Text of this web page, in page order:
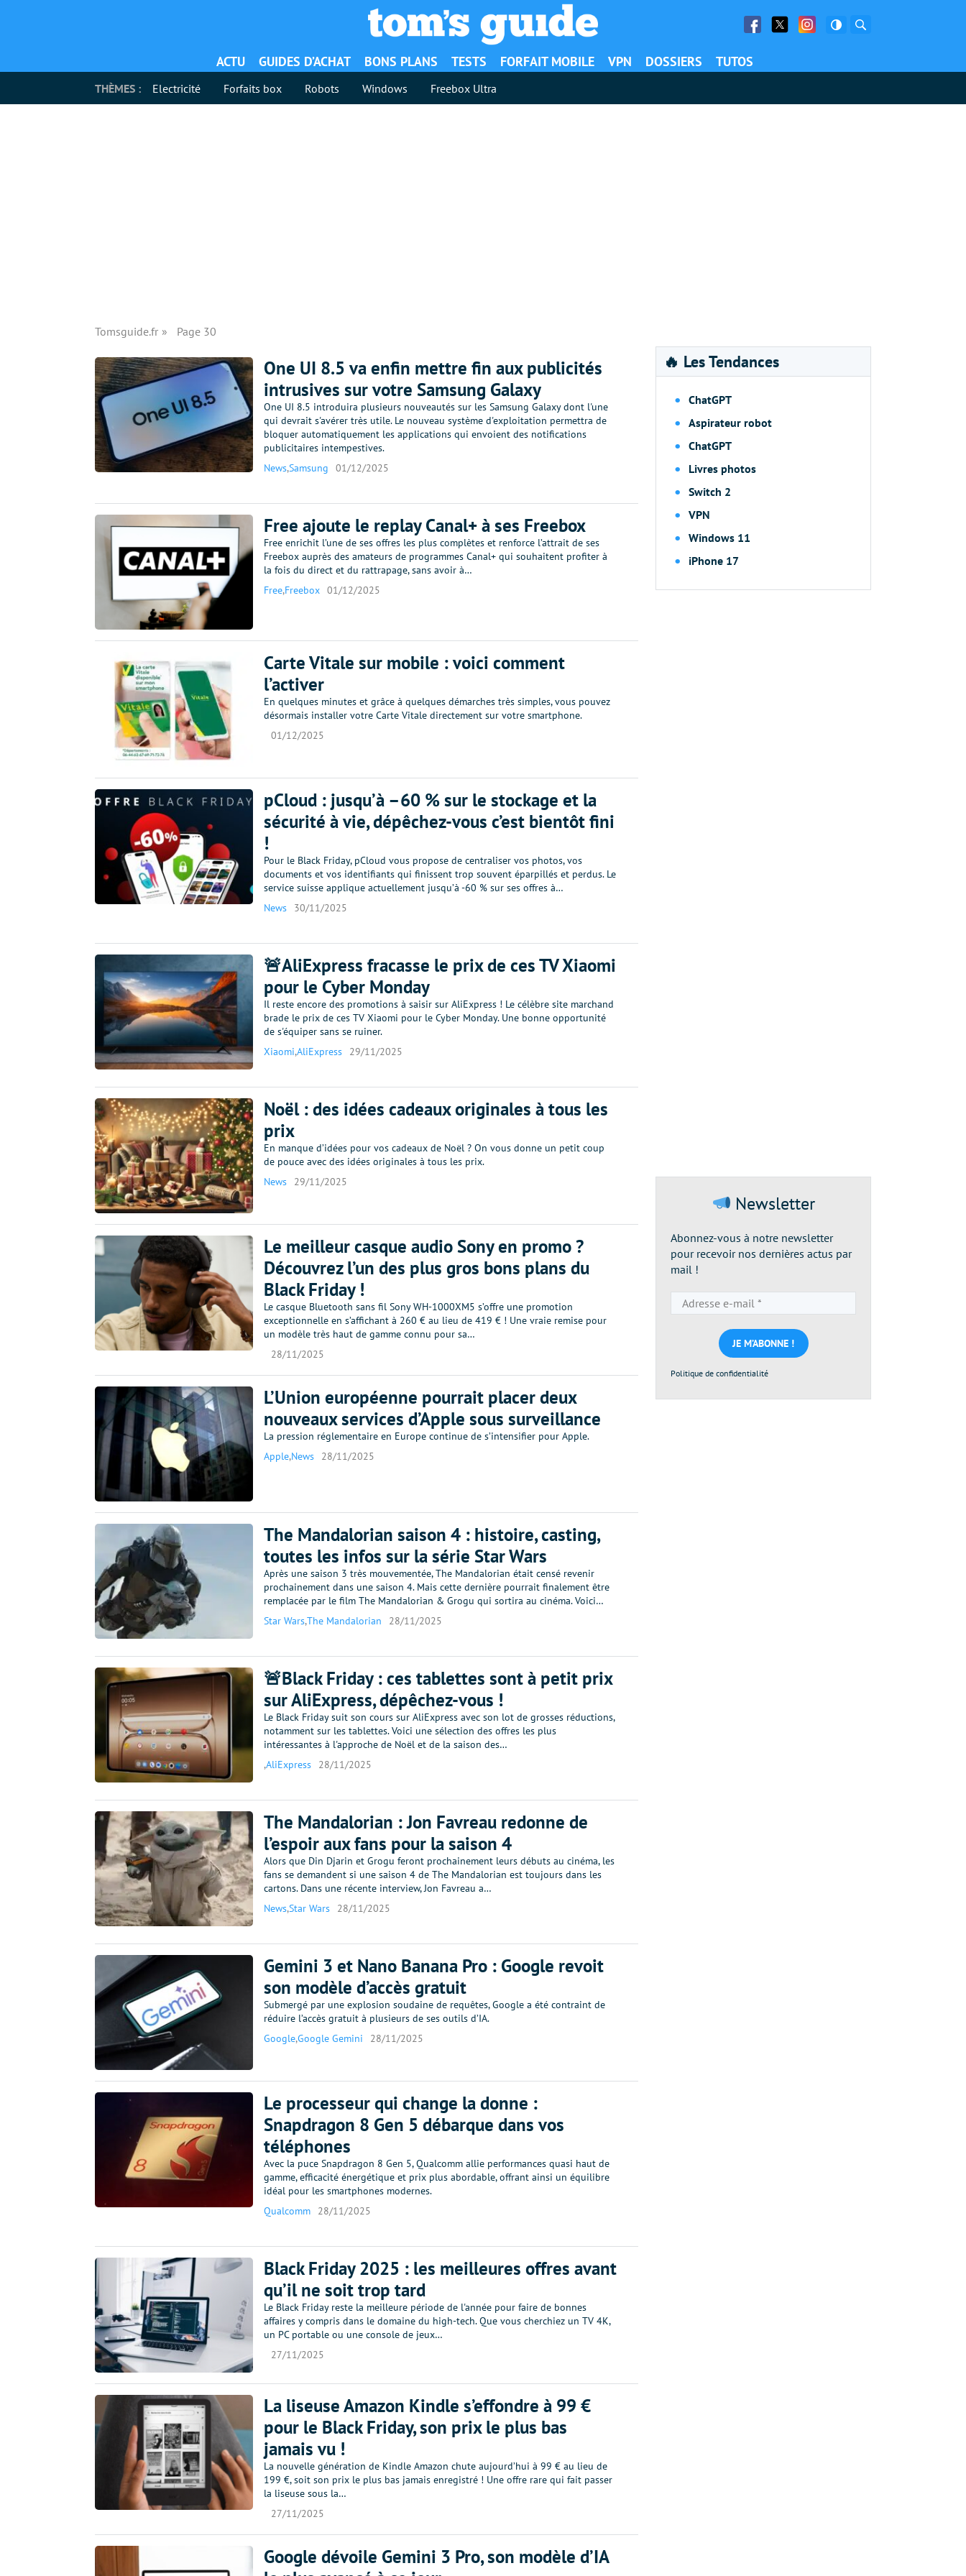
Facebook
Twitter Facebook
ACTU GUIDES D’ACHAT BONS PLANS TESTS FORFAIT MOBILE VPN DOSSIERS TUTOS
THÈMES : Electricité Forfaits box Robots Windows Freebox Ultra
Tomsguide.fr Page 30
One UI 8.5 va enfin mettre fin aux publicités
intrusives sur votre Samsung Galaxy
One UI 8.5 introduira plusieurs nouveautés sur les Samsung Galaxy dont l'une
qui devrait s'avérer très utile. Le nouveau système d'exploitation permettra de
bloquer automatiquement les applications qui envoient des notifications
publicitaires intempestives.
News,Samsung 01/12/2025
Free ajoute le replay Canal+ à ses Freebox
Free enrichit l’une de ses offres les plus complètes et renforce l’attrait de ses
Freebox auprès des amateurs de programmes Canal+ qui souhaitent profiter à
la fois du direct et du rattrapage, sans avoir à…
Free,Freebox 01/12/2025
Carte Vitale sur mobile : voici comment
l’activer
En quelques minutes et grâce à quelques démarches très simples, vous pouvez
désormais installer votre Carte Vitale directement sur votre smartphone.
01/12/2025
pCloud : jusqu’à –60 % sur le stockage et la
sécurité à vie, dépêchez-vous c’est bientôt fini
!
Pour le Black Friday, pCloud vous propose de centraliser vos photos, vos
documents et vos identifiants qui finissent trop souvent éparpillés et perdus. Le
service suisse applique actuellement jusqu’à -60 % sur ses offres à…
News
30/11/2025
🚨AliExpress fracasse le prix de ces TV Xiaomi
pour le Cyber Monday
Il reste encore des promotions à saisir sur AliExpress ! Le célèbre site marchand
brade le prix de ces TV Xiaomi pour le Cyber Monday. Une bonne opportunité
de s'équiper sans se ruiner.
Xiaomi,AliExpress 29/11/2025
Noël : des idées cadeaux originales à tous les
prix
En manque d’idées pour vos cadeaux de Noël ? On vous donne un petit coup
de pouce avec des idées originales à tous les prix.
News
29/11/2025
Le meilleur casque audio Sony en promo ?
Découvrez l’un des plus gros bons plans du
Black Friday !
Le casque Bluetooth sans fil Sony WH-1000XM5 s’offre une promotion
exceptionnelle en s’affichant à 260 € au lieu de 419 € ! Une vraie remise pour
un modèle très haut de gamme connu pour sa…
28/11/2025
L’Union européenne pourrait placer deux
nouveaux services d’Apple sous surveillance
La pression réglementaire en Europe continue de s’intensifier pour Apple.
Apple,News 28/11/2025
The Mandalorian saison 4 : histoire, casting,
toutes les infos sur la série Star Wars
Après une saison 3 très mouvementée, The Mandalorian était censé revenir
prochainement dans une saison 4. Mais cette dernière pourrait finalement être
remplacée par le film The Mandalorian & Grogu qui sortira au cinéma. Voici…
Star Wars,The Mandalorian 28/11/2025
🚨Black Friday : ces tablettes sont à petit prix
sur AliExpress, dépêchez-vous !
Le Black Friday suit son cours sur AliExpress avec son lot de grosses réductions,
notamment sur les tablettes. Voici une sélection des offres les plus
intéressantes à l'approche de Noël et de la saison des…
,AliExpress 28/11/2025
The Mandalorian : Jon Favreau redonne de
l’espoir aux fans pour la saison 4
Alors que Din Djarin et Grogu feront prochainement leurs débuts au cinéma, les
fans se demandent si une saison 4 de The Mandalorian est toujours dans les
cartons. Dans une récente interview, Jon Favreau a…
News,Star Wars 28/11/2025
Gemini 3 et Nano Banana Pro : Google revoit
son modèle d’accès gratuit
Submergé par une explosion soudaine de requêtes, Google a été contraint de
réduire l’accès gratuit à plusieurs de ses outils d’IA.
Google,Google Gemini 28/11/2025
Le processeur qui change la donne :
Snapdragon 8 Gen 5 débarque dans vos
téléphones
Avec la puce Snapdragon 8 Gen 5, Qualcomm allie performances quasi haut de
gamme, efficacité énergétique et prix plus abordable, offrant ainsi un équilibre
idéal pour les smartphones modernes.
Qualcomm
28/11/2025
Black Friday 2025 : les meilleures offres avant
qu’il ne soit trop tard
Le Black Friday reste la meilleure période de l'année pour faire de bonnes
affaires y compris dans le domaine du high-tech. Que vous cherchiez un TV 4K,
un PC portable ou une console de jeux…
27/11/2025
La liseuse Amazon Kindle s’effondre à 99 €
pour le Black Friday, son prix le plus bas
jamais vu !
La nouvelle génération de Kindle Amazon chute aujourd’hui à 99 € au lieu de
199 €, soit son prix le plus bas jamais enregistré ! Une offre rare qui fait passer
la liseuse sous la…
27/11/2025
Google dévoile Gemini 3 Pro, son modèle d’IA
🔥 Les Tendances
ChatGPT
Aspirateur robot
ChatGPT
Livres photos
Switch 2
VPN
Windows 11
iPhone 17
Newsletter
Abonnez-vous à notre newsletter
pour recevoir nos dernières actus par
mail !
e-
mail
*
Politique de confidentialité